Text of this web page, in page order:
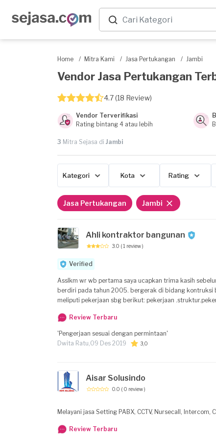
Home / Mitra Kami / Jasa Pertukangan / Jambi
Vendor Jasa Pertukangan
4.7 (18 Review)
Vendor Terverifikasi
Rating bintang 4 atau lebih
3 Mitra Sejasa di Jambi
Kategori Kota Rating
Jasa Pertukangan Jambi
Ahli kontraktor bangunan
3.0 ( 1 review )
Verified
Asslkm wr wb pertama saya ucapkan trima kasih sebelumnya sdh di beri
berdiri pada tahun 2005. bergerak di bidang kontruksi bangunan melayani baik bagun'dari.awal,renovasi rumah..perkantoran.gedung bertingkat
meliputi pekerjaan sbg berikut: pekerjaan .struktur.pekerjaan arsitextur.interior.dan eksterior meliputi pekerjaan jasa pasang dinding bata merah
berkwalitas.dengan tenaga ahli yg sdh terlatih di bidang nya
membuat pelagan kami puas dgn kinerja kami dan bertanggung jawab
berintegritas trima kasih salam sukses
Review Terbaru
'Pengerjaan sesuai dengan permintaan'
Dwita Ratu,09 Des 2019 3,0
Aisar Solusindo
0.0 ( 0 review )
Melayani jasa Setting PABX, CCTV, Nursecall, Intercom,
Review Terbaru